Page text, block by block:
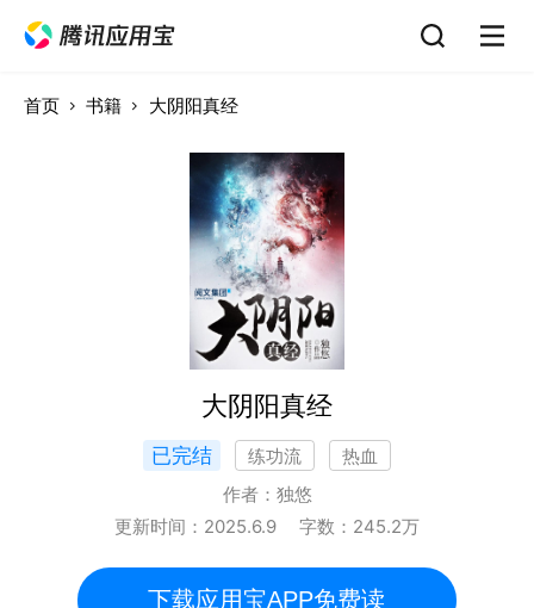
首页 书籍 大阴阳真经
大阴阳真经
已完结 练功流
热血
作者： 独悠
更新时间： 2025.6.9 字数： 245.2万
下载应用宝APP免费读